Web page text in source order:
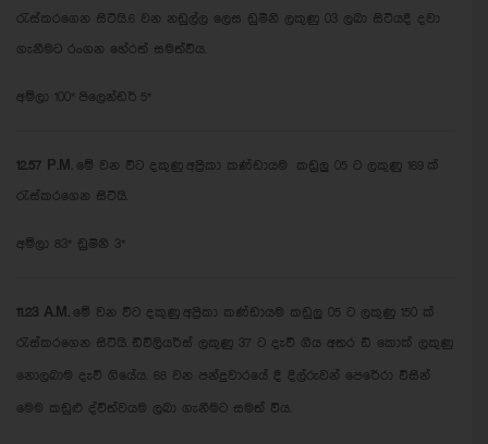
රැස්කරගෙන සිටියි.6 වන නඩුල්ල ලෙස ඩුමිනි ලකුණු 03 ලබා සිටියදී දවා
ගැනීමට රංගන හේරත් සමත්විය.
අම්ලා 100* පිලෙන්ඩර් 5*
12.57 P.M. මේ වන විට දකුණු අප්‍රිකා කණ්ඩායම කඩුලු 05 ට ලකුණු 169 ක්
රැස්කරගෙන සිටියි.
අම්ලා 83* ඩුමිනි 3*
11.23 A.M. මේ වන විට දකුණු අප්‍රිකා කණ්ඩායම කඩුලු 05 ට ලකුණු 150 ක්
රැස්කරගෙන සිටියි. ඩිවිලියර්ස් ලකුණු 37 ට දැවී ගිය අතර ඩී කොක් ලකුණු
නොලබාම දැවී ගියේය. 68 වන පන්දුවාරයේ දී දිල්රුවන් පෙරේරා විසින්
මෙම කඩුළු ද්විත්වයම ලබා ගැනීමට සමත් විය.